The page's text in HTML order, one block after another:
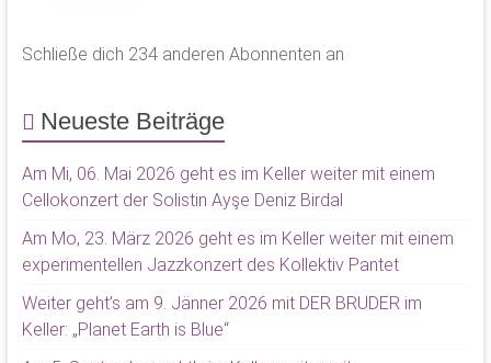
Schließe dich 234 anderen Abonnenten an
Neueste Beiträge
Am Mi, 06. Mai 2026 geht es im Keller weiter mit einem
Cellokonzert der Solistin Ayşe Deniz Birdal
Am Mo, 23. März 2026 geht es im Keller weiter mit einem
experimentellen Jazzkonzert des Kollektiv Pantet
Weiter geht’s am 9. Jänner 2026 mit DER BRUDER im
Keller: „Planet Earth is Blue“